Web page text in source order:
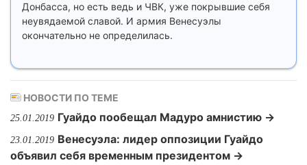
Донбасса, но есть ведь и ЧВК, уже покрывшие себя
неувядаемой славой. И армия Венесуэлы
окончательно не определилась.
НОВОСТИ ПО ТЕМЕ
25.01.2019 Гуайдо пообещал Мадуро амнистию →
23.01.2019 Венесуэла: лидер оппозиции Гуайдо
объявил себя временным президентом →